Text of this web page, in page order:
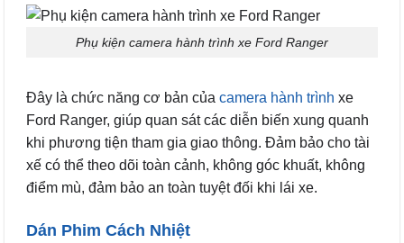
Phụ kiện camera hành trình xe Ford Ranger
Đây là chức năng cơ bản của camera hành trình xe
Ford Ranger, giúp quan sát các diễn biến xung quanh
khi phương tiện tham gia giao thông. Đảm bảo cho tài
xế có thể theo dõi toàn cảnh, không góc khuất, không
điểm mù, đảm bảo an toàn tuyệt đối khi lái xe.
Dán Phim Cách Nhiệt